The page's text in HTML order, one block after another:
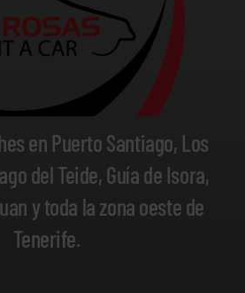
en Puerto Santiago, Los
del Teide, Guía de Isora,
y toda la zona oeste de
Tenerife.